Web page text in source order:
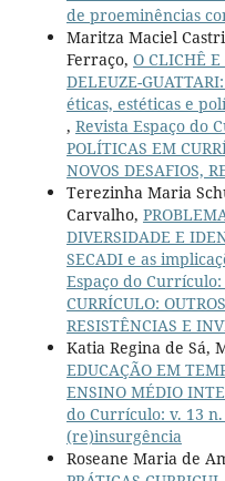
de proeminências
Maritza Maciel
Ferraço, O CLICHÊ E
DELEUZE-
éticas, estéticas e
, Revista Espaço do
POLÍTICAS EM
NOVOS DESAFIOS,
Terezinha Maria
Carvalho,
DIVERSIDADE E
SECADI e as
Espaço do Currículo:
CURRÍCULO:
RESISTÊNCIAS E
Katia Regina de Sá,
EDUCAÇÃO EM
ENSINO MÉDIO
do Currículo: v. 13 n.
(re)insurgência
Roseane Maria de